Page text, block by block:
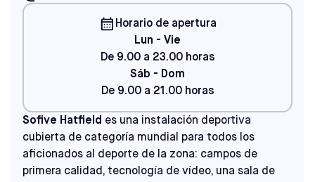
Horario de apertura
Lun - Vie
De 9.00 a 23.00 horas
Sáb - Dom
De 9.00 a 21.00 horas
Sofive Hatfield es una instalación deportiva
cubierta de categoría mundial para todos los
aficionados al deporte de la zona: campos de
primera calidad, tecnología de vídeo, una sala de